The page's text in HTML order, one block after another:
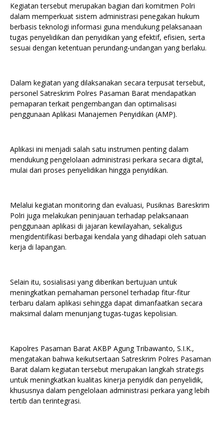
Kegiatan tersebut merupakan bagian dari komitmen Polri
dalam memperkuat sistem administrasi penegakan hukum
berbasis teknologi informasi guna mendukung pelaksanaan
tugas penyelidikan dan penyidikan yang efektif, efisien, serta
sesuai dengan ketentuan perundang-undangan yang berlaku.
Dalam kegiatan yang dilaksanakan secara terpusat tersebut,
personel Satreskrim Polres Pasaman Barat mendapatkan
pemaparan terkait pengembangan dan optimalisasi
penggunaan Aplikasi Manajemen Penyidikan (AMP).
Aplikasi ini menjadi salah satu instrumen penting dalam
mendukung pengelolaan administrasi perkara secara digital,
mulai dari proses penyelidikan hingga penyidikan.
Melalui kegiatan monitoring dan evaluasi, Pusiknas Bareskrim
Polri juga melakukan peninjauan terhadap pelaksanaan
penggunaan aplikasi di jajaran kewilayahan, sekaligus
mengidentifikasi berbagai kendala yang dihadapi oleh satuan
kerja di lapangan.
Selain itu, sosialisasi yang diberikan bertujuan untuk
meningkatkan pemahaman personel terhadap fitur-fitur
terbaru dalam aplikasi sehingga dapat dimanfaatkan secara
maksimal dalam menunjang tugas-tugas kepolisian.
Kapolres Pasaman Barat AKBP Agung Tribawanto, S.I.K.,
mengatakan bahwa keikutsertaan Satreskrim Polres Pasaman
Barat dalam kegiatan tersebut merupakan langkah strategis
untuk meningkatkan kualitas kinerja penyidik dan penyelidik,
khususnya dalam pengelolaan administrasi perkara yang lebih
tertib dan terintegrasi.